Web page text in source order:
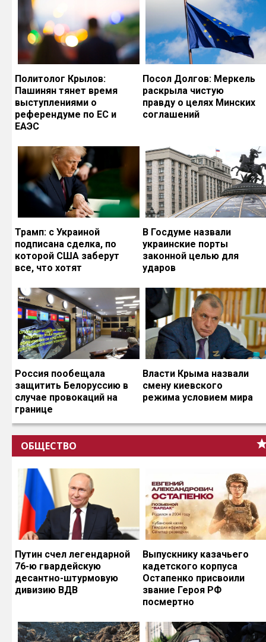
Политолог Крылов:
Пашинян тянет время
выступлениями о
референдуме по ЕС и
ЕАЭС
Посол Долгов: Меркель
раскрыла чистую
правду о целях Минских
соглашений
Трамп: с Украиной
подписана сделка, по
которой США заберут
все, что хотят
В Госдуме назвали
украинские порты
законной целью для
ударов
Россия пообещала
защитить Белоруссию в
случае провокаций на
границе
Власти Крыма назвали
смену киевского
режима условием мира
ОБЩЕСТВО
Путин счел легендарной
76-ю гвардейскую
десантно-штурмовую
дивизию ВДВ
Выпускнику казачьего
кадетского корпуса
Остапенко присвоили
звание Героя РФ
посмертно